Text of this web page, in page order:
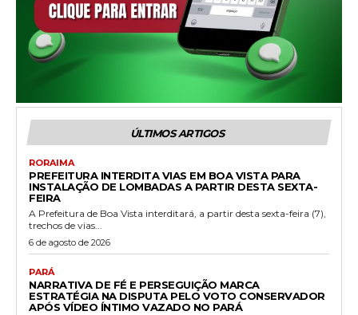
ÚLTIMOS ARTIGOS
RORAIMA
PREFEITURA INTERDITA VIAS EM BOA VISTA PARA
INSTALAÇÃO DE LOMBADAS A PARTIR DESTA SEXTA-
FEIRA
A Prefeitura de Boa Vista interditará, a partir desta sexta-feira (7),
trechos de vias...
6 de agosto de 2026
PARÁ
NARRATIVA DE FÉ E PERSEGUIÇÃO MARCA
ESTRATÉGIA NA DISPUTA PELO VOTO CONSERVADOR
APÓS VÍDEO ÍNTIMO VAZADO NO PARÁ